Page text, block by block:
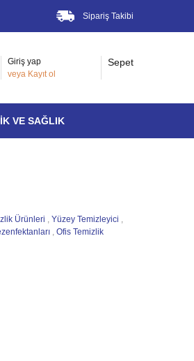
Sipariş Takibi
Giriş yap
veya Kayıt ol
Sepet
VE SAĞLIK
Ürünleri , Yüzey Temizleyici ,
, Ofis Temizlik